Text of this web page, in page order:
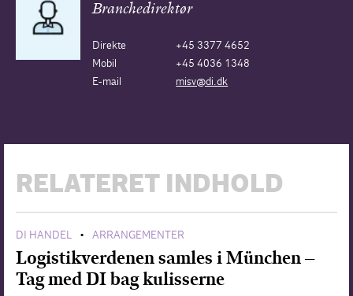
Branchedirektør
Direkte
+45 3377 4652
Mobil
+45 4036 1348
E-mail
misv@di.dk
RELATERET INDHOLD
DI HANDEL • ARRANGEMENTER
Logistikverdenen samles i München –
Tag med DI bag kulisserne